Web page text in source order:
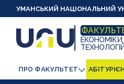
УМАНСЬКИЙ НАЦІОНАЛЬНИЙ
ПРО ФАКУЛЬТЕТ